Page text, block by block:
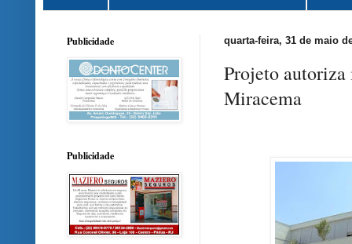
quarta-feira, 31 de maio
Projeto autoriza
Miracema
Publicidade
Publicidade